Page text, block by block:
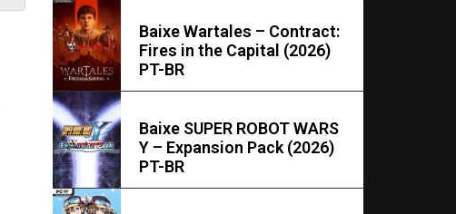
Baixe Wartales – Contract:
Fires in the Capital (2026)
PT-BR
Baixe SUPER ROBOT WARS
Y – Expansion Pack (2026)
PT-BR